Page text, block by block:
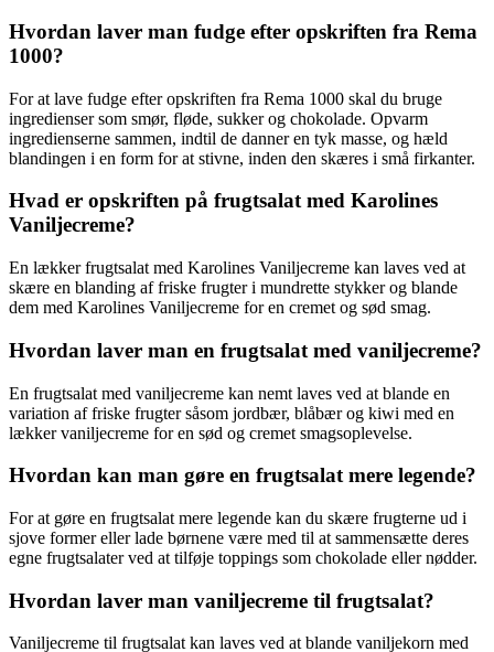
Hvordan laver man fudge efter opskriften fra Rema
1000?
For at lave fudge efter opskriften fra Rema 1000 skal du bruge
ingredienser som smør, fløde, sukker og chokolade. Opvarm
ingredienserne sammen, indtil de danner en tyk masse, og hæld
blandingen i en form for at stivne, inden den skæres i små firkanter.
Hvad er opskriften på frugtsalat med Karolines
Vaniljecreme?
En lækker frugtsalat med Karolines Vaniljecreme kan laves ved at
skære en blanding af friske frugter i mundrette stykker og blande
dem med Karolines Vaniljecreme for en cremet og sød smag.
Hvordan laver man en frugtsalat med vaniljecreme?
En frugtsalat med vaniljecreme kan nemt laves ved at blande en
variation af friske frugter såsom jordbær, blåbær og kiwi med en
lækker vaniljecreme for en sød og cremet smagsoplevelse.
Hvordan kan man gøre en frugtsalat mere legende?
For at gøre en frugtsalat mere legende kan du skære frugterne ud i
sjove former eller lade børnene være med til at sammensætte deres
egne frugtsalater ved at tilføje toppings som chokolade eller nødder.
Hvordan laver man vaniljecreme til frugtsalat?
Vaniljecreme til frugtsalat kan laves ved at blande vaniljekorn med